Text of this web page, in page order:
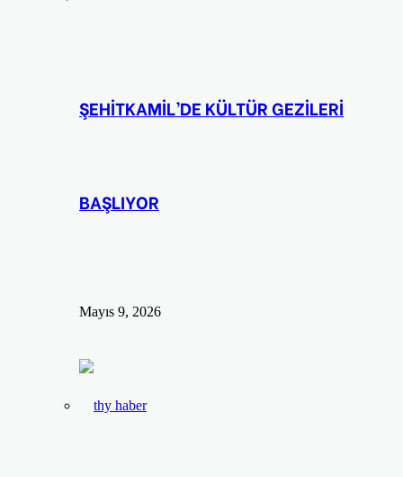
ŞEHİTKAMİL’DE KÜLTÜR GEZİLERİ
BAŞLIYOR
Mayıs 9, 2026